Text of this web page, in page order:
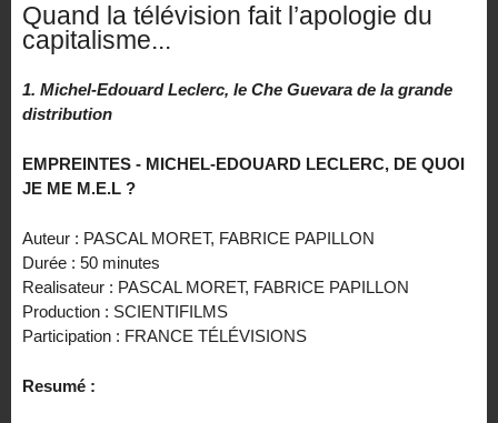
Quand la télévision fait l’apologie du
capitalisme...
1. Michel-Edouard Leclerc, le Che Guevara de la grande
distribution
EMPREINTES - MICHEL-EDOUARD LECLERC, DE QUOI
JE ME M.E.L ?
Auteur : PASCAL MORET, FABRICE PAPILLON
Durée : 50 minutes
Realisateur : PASCAL MORET, FABRICE PAPILLON
Production : SCIENTIFILMS
Participation : FRANCE TÉLÉVISIONS
Resumé :